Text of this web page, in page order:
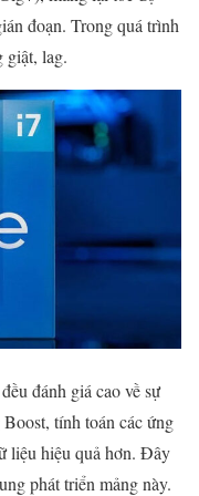
đoạn. Trong quá trình
giật, lag.
đánh giá cao về sự
tính toán các ứng
liệu hiệu quả hơn. Đây
phát triển mảng này.